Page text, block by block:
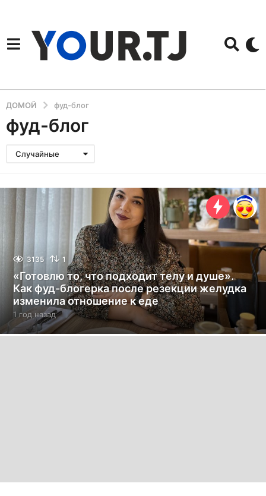
ДОМОЙ фуд-блог
фуд-блог
Случайные
3135 1
«Готовлю то, что подходит телу и душе».
Как фуд-блогерка после резекции желудка
изменила отношение к еде
1 год назад1
г
о